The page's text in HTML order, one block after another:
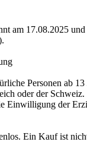
am 17.08.2025
Personen ab
oder der
Einwilligung der
Ein Kauf ist